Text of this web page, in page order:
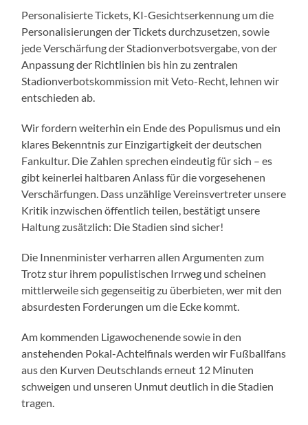
Personalisierte Tickets, KI-Gesichtserkennung um die
Personalisierungen der Tickets durchzusetzen, sowie
jede Verschärfung der Stadionverbotsvergabe, von der
Anpassung der Richtlinien bis hin zu zentralen
Stadionverbotskommission mit Veto-Recht, lehnen wir
entschieden ab.
Wir fordern weiterhin ein Ende des Populismus und ein
klares Bekenntnis zur Einzigartigkeit der deutschen
Fankultur. Die Zahlen sprechen eindeutig für sich – es
gibt keinerlei haltbaren Anlass für die vorgesehenen
Verschärfungen. Dass unzählige Vereinsvertreter unsere
Kritik inzwischen öffentlich teilen, bestätigt unsere
Haltung zusätzlich: Die Stadien sind sicher!
Die Innenminister verharren allen Argumenten zum
Trotz stur ihrem populistischen Irrweg und scheinen
mittlerweile sich gegenseitig zu überbieten, wer mit den
absurdesten Forderungen um die Ecke kommt.
Am kommenden Ligawochenende sowie in den
anstehenden Pokal-Achtelfinals werden wir Fußballfans
aus den Kurven Deutschlands erneut 12 Minuten
schweigen und unseren Unmut deutlich in die Stadien
tragen.